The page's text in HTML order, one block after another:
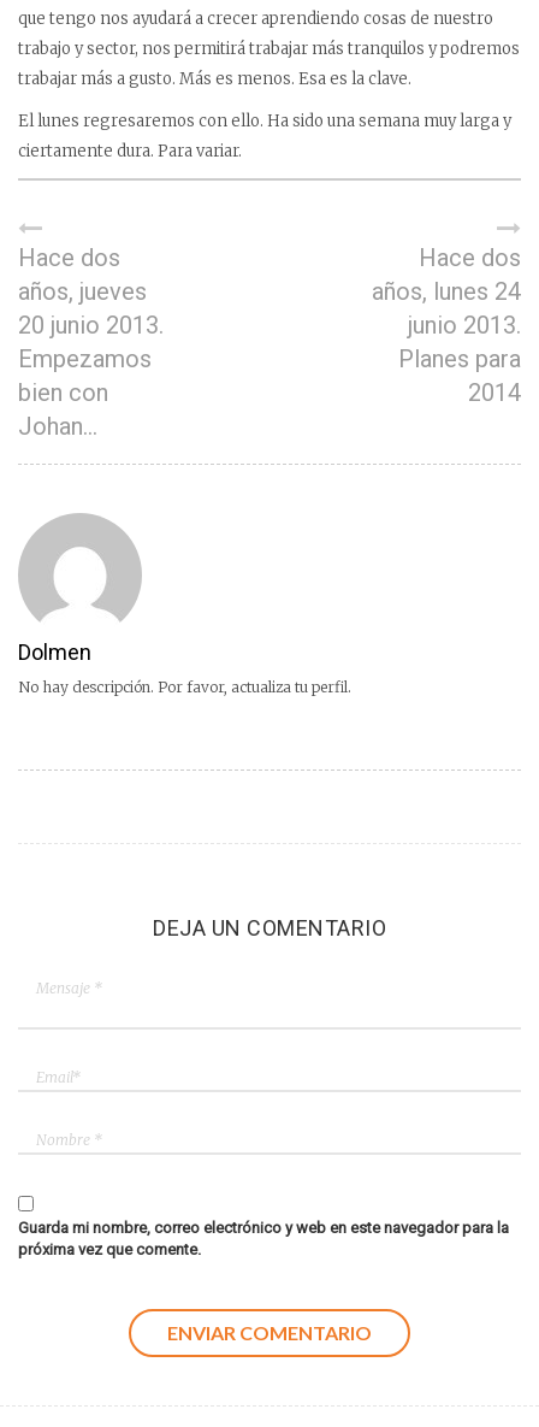
que tengo nos ayudará a crecer aprendiendo cosas de nuestro
trabajo y sector, nos permitirá trabajar más tranquilos y podremos
trabajar más a gusto. Más es menos. Esa es la clave.
El lunes regresaremos con ello. Ha sido una semana muy larga y
ciertamente dura. Para variar.
Hace dos
años, jueves
20 junio 2013.
Empezamos
bien con
Johan…
Hace dos
años, lunes 24
junio 2013.
Planes para
2014
Dolmen
No hay descripción. Por favor, actualiza tu perfil.
DEJA UN COMENTARIO
Guarda mi nombre, correo electrónico y web en este navegador para la
próxima vez que comente.